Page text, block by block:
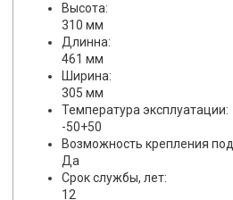
Высота:
310 мм
Длинна:
461 мм
Ширина:
305 мм
Температура эксплуатации:
-50+50
Возможность крепления
Да
Срок службы, лет:
12